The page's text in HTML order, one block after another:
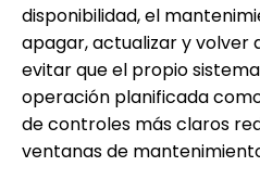
disponibilidad, el
apagar, actualizar y volver
evitar que el propio
operación planificada
de controles más claros
ventanas de